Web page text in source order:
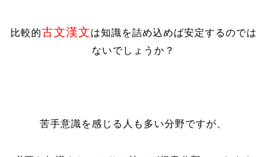
比較的古文漢文は知識を詰め込めば安定するのでは
ないでしょうか？
苦手意識を感じる人も多い分野ですが、